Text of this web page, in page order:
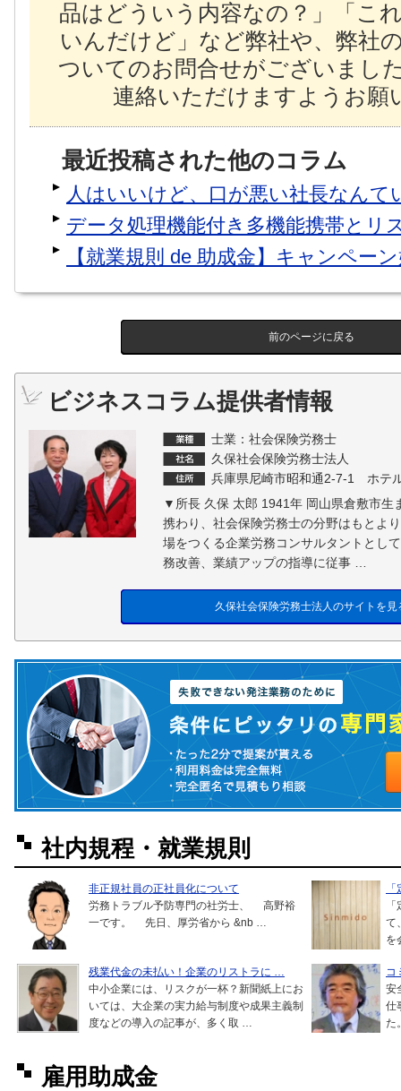
品はどういう内容なの？」「こ
いんだけど」など弊社や、弊社
ついてのお問合せがございまし
連絡いただけますようお
最近投稿された他のコラム
人はいいけど、口が悪い社長なん
データ処理機能付き多機能携帯とリ
【就業規則 de 助成金】キャンペー
前のページに戻る
ビジネスコラム提供者情報
士業：社会保険労務士
久保社会保険労務士法人
兵庫県尼崎市昭和通2-7-1 ホテ
▼所長 久保 太郎 1941年 岡山県倉敷市生
携わり、社会保険労務士の分野はもとよ
場をつくる企業労務コンサルタントとし
務改善、業績アップの指導に従事 …
久保社会保険労務士法人のサイトを見
社内規程・就業規則
非正規社員の正社員化について
労務トラブル予防専門の社労士、 高野裕
一です。 先日、厚労省から &nb …
て
を
残業代金の未払い！企業のリストラに …
中小企業には、リスクが一杯？新聞紙上にお
いては、大企業の実力給与制度や成果主義制
度などの導入の記事が、多く取 …
コ
安
仕
た
雇用助成金